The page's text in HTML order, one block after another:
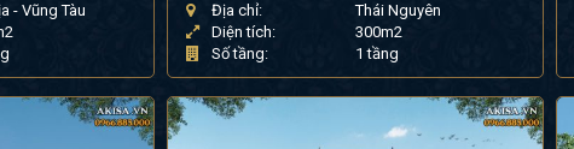
- Vũng Tàu
Địa chỉ:
Thái Nguyên
Diện tích:
300m2
Số tầng:
1 tầng